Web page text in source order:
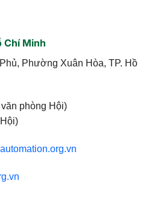
Chí Minh
Phường Xuân Hòa, TP. Hồ
phòng Hội)